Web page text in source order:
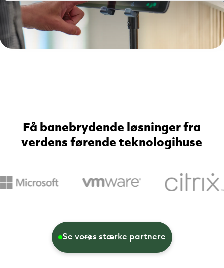
Få banebrydende løsninger fra
verdens førende teknologihuse
Se vores stærke partnere